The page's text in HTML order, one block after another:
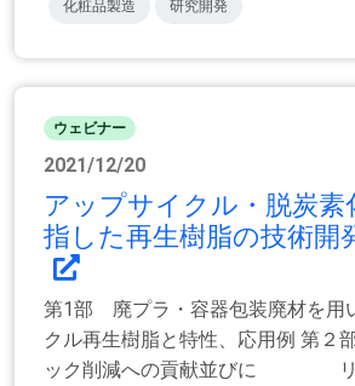
化粧品製造 研究開発
ウェビナー
2021/12/20
アップサイクル・脱炭素
指した再生樹脂の技術開
第1部 廃プラ・容器包装廃材を用
クル再生樹脂と特性、応用例 第
ック削減への貢献並びに リ